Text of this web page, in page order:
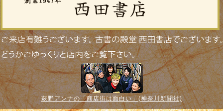
萩野アンナの「商店街は面白い」(神奈川新聞社)